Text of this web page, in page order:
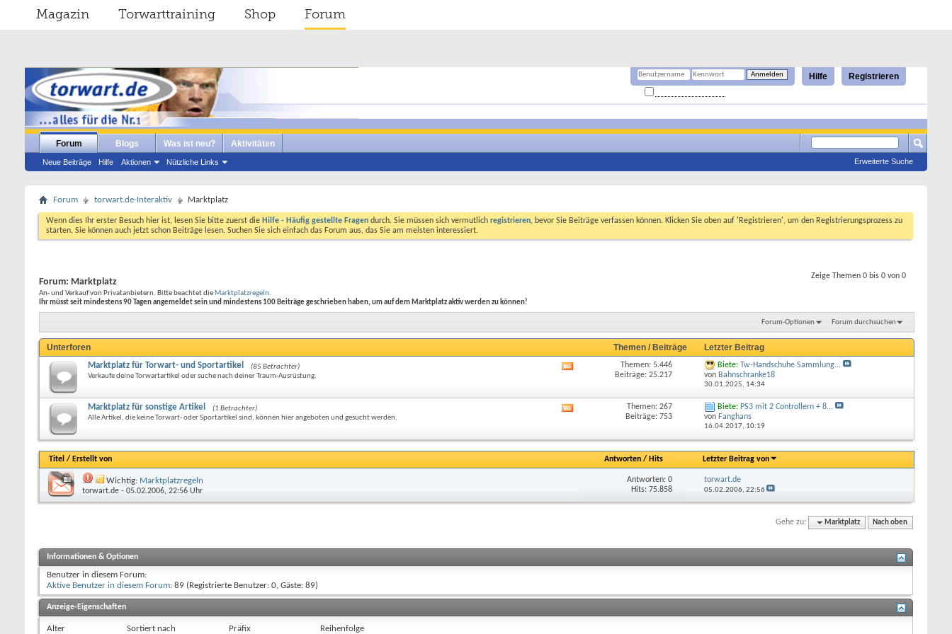
Magazin Torwarttraining Shop Forum
Registrieren
Hilfe
Forum
Neue Beiträge Hilfe Aktionen Nützliche Links
Blogs Was ist neu? Aktivitäten
Erweiterte Suche
Forum torwart.de-Interaktiv Marktplatz
Wenn dies Ihr erster Besuch hier ist, lesen Sie bitte zuerst die Hilfe - Häufig gestellte Fragen durch. Sie müssen sich vermutlich registrieren, bevor Sie Beiträge verfassen können. Klicken Sie oben auf 'Registrieren', um den Registrierungsprozess zu
starten. Sie können auch jetzt schon Beiträge lesen. Suchen Sie sich einfach das Forum aus, das Sie am meisten interessiert.
Zeige Themen 0 bis 0 von 0
Forum: Marktplatz
An- und Verkauf von Privatanbietern. Bitte beachtet die Marktplatzregeln.
Ihr müsst seit mindestens 90 Tagen angemeldet sein und mindestens 100 Beiträge geschrieben haben, um auf dem Marktplatz aktiv werden zu können!
Forum-Optionen Forum durchsuchen
Unterforen Themen / Beiträge Letzter Beitrag
Marktplatz für Torwart- und Sportartikel
(85 Betrachter)
Verkaufe deine Torwartartikel oder suche nach deiner Traum-Ausrüstung.
Forums
Themen: 5.446
Beiträge: 25.217
Biete: Tw-Handschuhe Sammlung...
von Bahnschranke18
30.01.2025, 14:34
Marktplatz für sonstige Artikel
(1 Betrachter)
Alle Artikel, die keine Torwart- oder Sportartikel sind, können hier angeboten und gesucht werden.
Forums
anzeigen
Themen: 267
Beiträge: 753
Biete: PS3 mit 2 Controllern + 8...
von Fanghans
16.04.2017, 10:19
Titel / Erstellt von Antworten/ Hits Letzter Beitrag von
Wichtig: Marktplatzregeln
torwart.de - 05.02.2006, 22:56 Uhr
Antworten: 0
Hits: 75.858
torwart.de
05.02.2006, 22:56
Gehe zu: Marktplatz Nach oben
Informationen & Optionen
Benutzer in diesem Forum:
Aktive Benutzer in diesem Forum: 89 (Registrierte Benutzer: 0, Gäste: 89)
Anzeige-Eigenschaften
Alter Sortiert nach Präfix Reihenfolge